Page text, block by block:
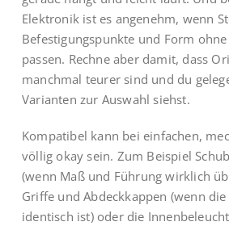
Elektronik ist es angenehm, wenn
Befestigungspunkte und Form ohne
passen. Rechne aber damit, dass
manchmal teurer sind und du
Varianten zur Auswahl siehst.
Kompatibel kann bei einfachen,
völlig okay sein. Zum Beispiel
(wenn Maß und Führung wirklich
Griffe und Abdeckkappen (wenn
identisch ist) oder die